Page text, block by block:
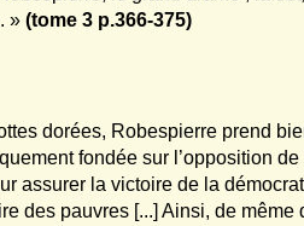
»(tome 3 p.366-375)
dorées, Robespierre prend
fondée sur l’opposition
assurer la victoire de la
des pauvres [...] Ainsi, de même